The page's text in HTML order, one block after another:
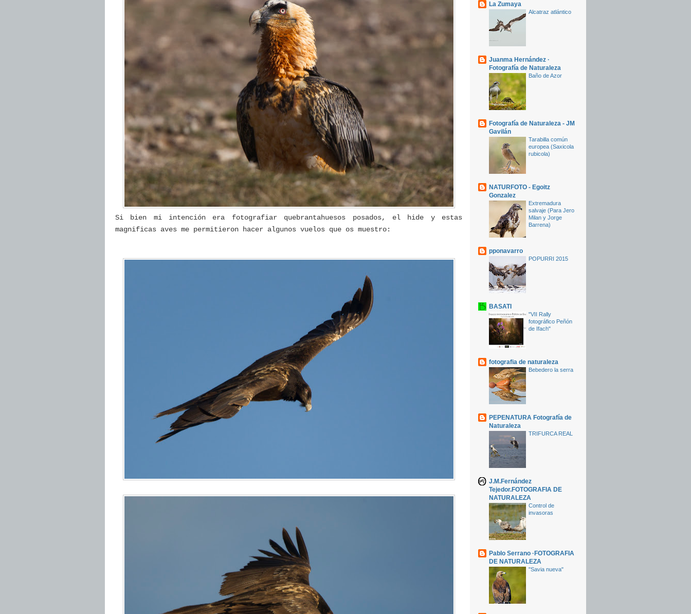
Si bien mi intención era fotografiar quebrantahuesos posados, el hide y estas
magnificas aves me permitieron hacer algunos vuelos que os muestro:
La Zumaya
Alcatraz atlántico
Juanma Hernández ·
Fotografía de Naturaleza
Baño de Azor
Fotografía de Naturaleza - JM
Gavilán
Tarabilla común
europea (Saxicola
rubicola)
NATURFOTO - Egoitz
Gonzalez
Extremadura
salvaje (Para Jero
Milan y Jorge
Barrena)
pponavarro
POPURRI 2015
BASATI
"VII Rally
fotográfico Peñón
de Ifach"
fotografia de naturaleza
Bebedero la serra
PEPENATURA Fotografía de
Naturaleza
TRIFURCA REAL
J.M.Fernández
Tejedor.FOTOGRAFIA DE
NATURALEZA
Control de
invasoras
Pablo Serrano ·FOTOGRAFIA
DE NATURALEZA
"Savia nueva"